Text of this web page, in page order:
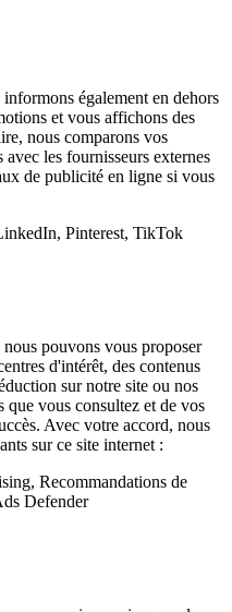
également en dehors
et vous affichons des
nous comparons vos
avec les fournisseurs externes
de publicité en ligne si vous
Pinterest, TikTok
pouvons vous proposer
d'intérêt, des contenus
sur notre site ou nos
que vous consultez et de vos
Avec votre accord, nous
sur ce site internet :
Recommandations de
Defender